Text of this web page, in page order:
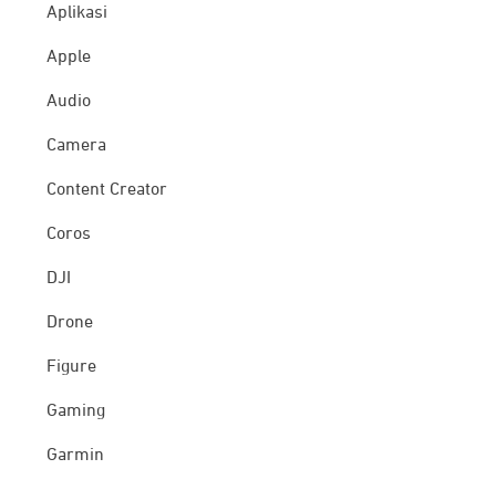
Aplikasi
Apple
Audio
Camera
Content Creator
Coros
DJI
Drone
Figure
Gaming
Garmin